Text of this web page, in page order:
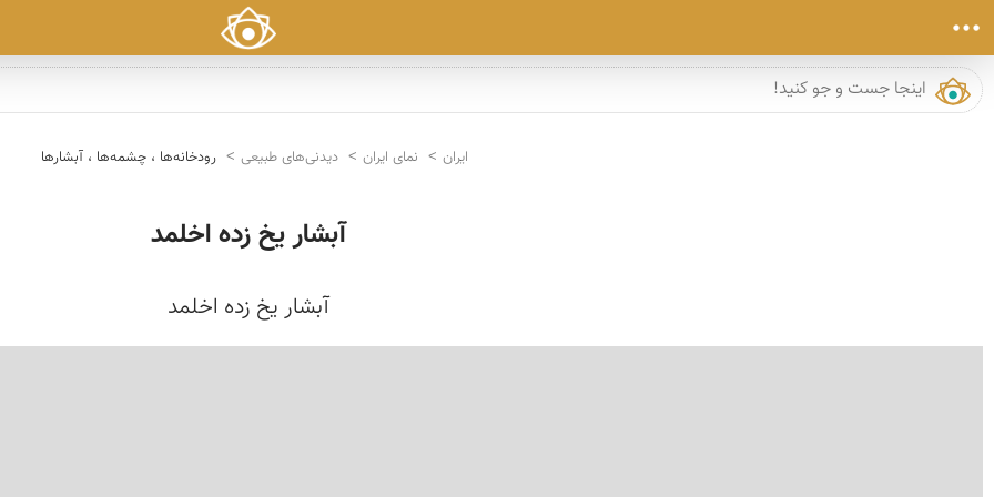
ایران نمای ایران دیدنی‌های طبیعی رودخانه‌ها ، چشمه‌ها ، آبشارها
آبشار یخ زده اخلمد
آبشار یخ زده اخلمد